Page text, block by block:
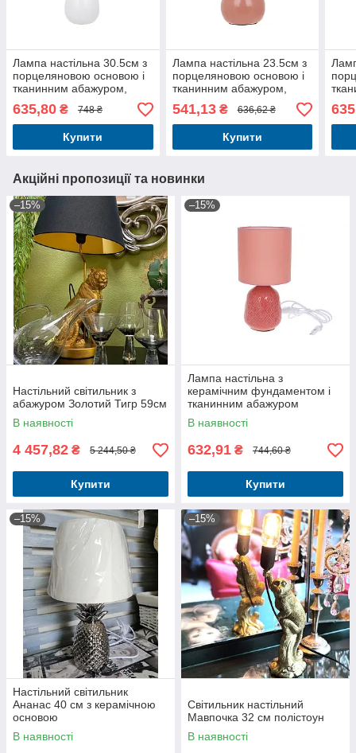
Лампа настільна 30.5см з
порцеляновою основою і
тканинним абажуром,
колір - білий
635,80 ₴ 748 ₴
Купити
Лампа настільна 23.5см з
порцеляновою основою і
тканинним абажуром,
колір рожево - персиковий
541,13₴ 636,62 ₴
Купити
Акційні пропозиції та новинки
–15%
Настільний світильник з
абажуром Золотий Тигр 59см
В наявності
4 457,82 ₴ 5 244,50 ₴
Купити
–15%
Лампа настільна з
керамічним фундаментом і
тканинним абажуром
В наявності
632,91 ₴ 744,60 ₴
Купити
–15%
Настільний світильник
Ананас 40 см з керамічною
основою
В наявності
–15%
Світильник настільний
Мавпочка 32 см полістоун
В наявності